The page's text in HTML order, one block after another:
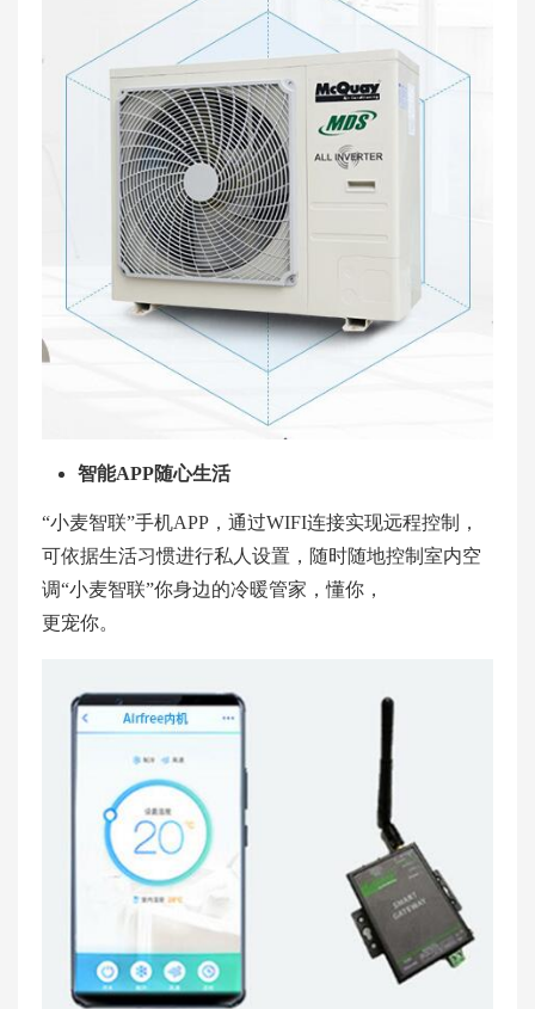
智能APP随心生活
“小麦智联”手机APP，通过WIFI连接实现远程控制，
可依据生活习惯进行私人设置，随时随地控制室内空
调“小麦智联”你身边的冷暖管家，懂你，
更宠你。